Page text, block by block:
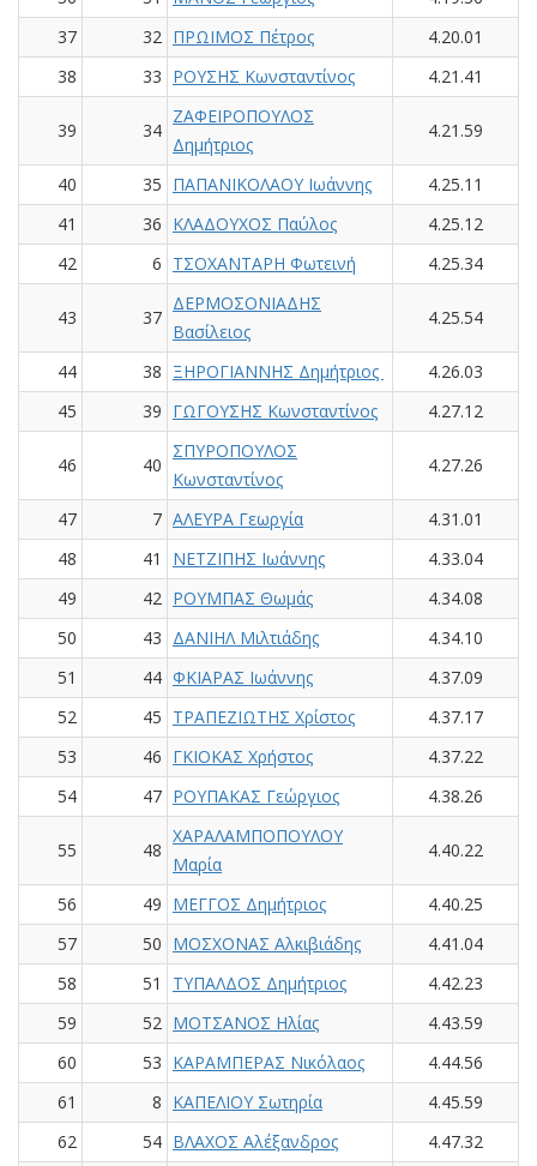
37
32 ΠΡΩΙΜΟΣ Πέτρος
4.20.01
38
33 ΡΟΥΣΗΣ Κωνσταντίνος 4.21.41
39 34
ΖΑΦΕΙΡΟΠΟΥΛΟΣ
Δημήτριος
4.21.59
40 35 ΠΑΠΑΝΙΚΟΛΑΟΥ Ιωάννης
4.25.11
41
36 ΚΛΑΔΟΥΧΟΣ Παύλος
4.25.12
42
6 ΤΣΟΧΑΝΤΑΡΗ Φωτεινή 4.25.34
43 37
ΔΕΡΜΟΣΟΝΙΑΔΗΣ
Βασίλειος
4.25.54
44 38 ΞΗΡΟΓΙΑΝΝΗΣ Δημήτριος
4.26.03
45
39 ΓΩΓΟΥΣΗΣ Κωνσταντίνος 4.27.12
46 40
ΣΠΥΡΟΠΟΥΛΟΣ
Κωνσταντίνος
4.27.26
47 7 ΑΛΕΥΡΑ Γεωργία
4.31.01
48
41 ΝΕΤΖΙΠΗΣ Ιωάννης
4.33.04
49
42 ΡΟΥΜΠΑΣ Θωμάς
4.34.08
50
43 ΔΑΝΙΗΛ Μιλτιάδης
4.34.10
51
44 ΦΚΙΑΡΑΣ Ιωάννης
4.37.09
52
45 ΤΡΑΠΕΖΙΩΤΗΣ Χρίστος
4.37.17
53
46 ΓΚΙΟΚΑΣ Χρήστος
4.37.22
54
47 ΡΟΥΠΑΚΑΣ Γεώργιος 4.38.26
55 48
ΧΑΡΑΛΑΜΠΟΠΟΥΛΟΥ
Μαρία
4.40.22
56 49 ΜΕΓΓΟΣ Δημήτριος
4.40.25
57
50 ΜΟΣΧΟΝΑΣ Αλκιβιάδης
4.41.04
58
51 ΤΥΠΑΛΔΟΣ Δημήτριος
4.42.23
59
52 ΜΟΤΣΑΝΟΣ Ηλίας
4.43.59
60
53 ΚΑΡΑΜΠΕΡΑΣ Νικόλαος
4.44.56
61
8 ΚΑΠΕΛΙΟΥ Σωτηρία
4.45.59
62
54 ΒΛΑΧΟΣ Αλέξανδρος
4.47.32